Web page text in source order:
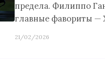
предела. Филиппо
главные фавориты —
21/02/2026